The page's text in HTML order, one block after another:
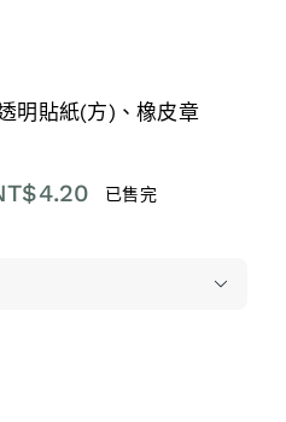
明貼紙(方)、橡皮章
4.20 已售完
